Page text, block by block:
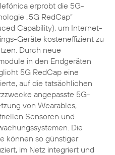
erprobt die 5G-
„5G RedCap“
Capability), um Internet-
Geräte kosteneffizient zu
Durch neue
in den Endgeräten
5G RedCap eine
auf die tatsächlichen
angepasste 5G-
von Wearables,
Sensoren und
Die
können so günstiger
im Netz integriert und